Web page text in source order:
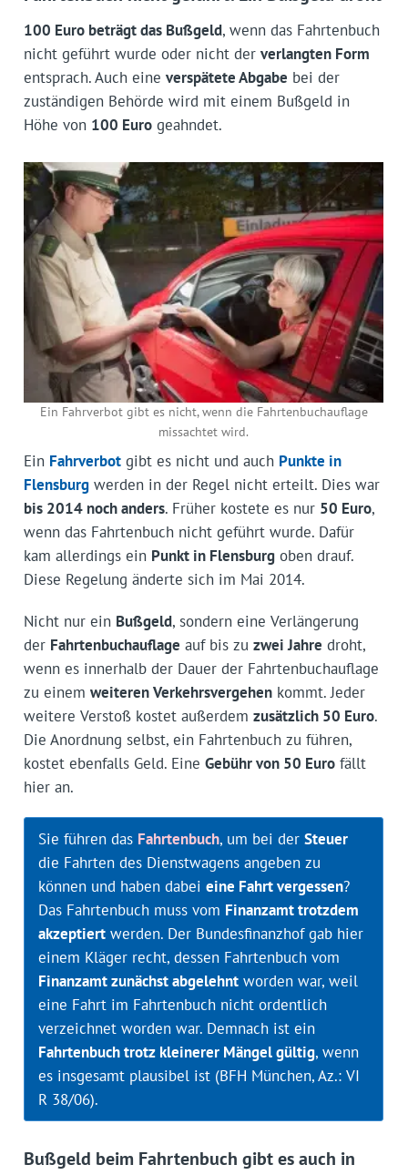
100 Euro beträgt das Bußgeld, wenn das Fahrtenbuch
nicht geführt wurde oder nicht der verlangten Form
entsprach. Auch eine verspätete Abgabe bei der
zuständigen Behörde wird mit einem Bußgeld in
Höhe von 100 Eurogeahndet.
Ein Fahrverbot gibt es nicht, wenn die Fahrtenbuchauflage
missachtet wird.
Ein Fahrverbotgibt es nicht und auch Punkte in
Flensburgwerden in der Regel nicht erteilt. Dies war
bis 2014 noch anders. Früher kostete es nur 50 Euro,
wenn das Fahrtenbuch nicht geführt wurde. Dafür
kam allerdings ein Punkt in Flensburgoben drauf.
Diese Regelung änderte sich im Mai 2014.
Nicht nur ein Bußgeld, sondern eine Verlängerung
der Fahrtenbuchauflage auf bis zu zwei Jahre droht,
wenn es innerhalb der Dauer der Fahrtenbuchauflage
zu einem weiteren Verkehrsvergehenkommt. Jeder
weitere Verstoß kostet außerdem zusätzlich 50 Euro.
Die Anordnung selbst, ein Fahrtenbuch zu führen,
kostet ebenfalls Geld. Eine Gebühr von 50 Eurofällt
hier an.
Sie führen das Fahrtenbuch, um bei der Steuer
die Fahrten des Dienstwagens angeben zu
können und haben dabei eine Fahrt vergessen?
Das Fahrtenbuch muss vom Finanzamt trotzdem
akzeptiertwerden. Der Bundesfinanzhof gab hier
einem Kläger recht, dessen Fahrtenbuch vom
Finanzamt zunächst abgelehntworden war, weil
eine Fahrt im Fahrtenbuch nicht ordentlich
verzeichnet worden war. Demnach ist ein
Fahrtenbuch trotz kleinerer Mängel gültig, wenn
es insgesamt plausibel ist (BFH München, Az.: VI
R 38/06).
Bußgeld beim Fahrtenbuch gibt es auch in